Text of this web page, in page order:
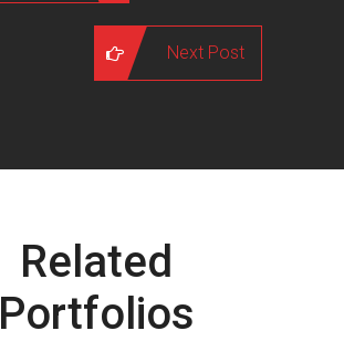
Next Post
Related
Portfolios